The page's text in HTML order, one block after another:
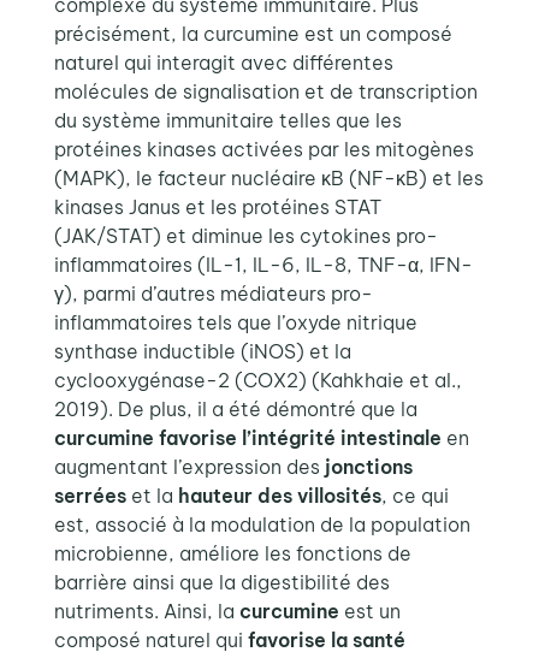
précisément, la curcumine est un composé
naturel qui interagit avec différentes
molécules de signalisation et de transcription
du système immunitaire telles que les
protéines kinases activées par les mitogènes
(MAPK), le facteur nucléaire ᴋB (NF-ᴋB) et les
kinases Janus et les protéines STAT
(JAK/STAT) et diminue les cytokines pro-
inflammatoires (IL-1, IL-6, IL-8, TNF-α, IFN-
γ), parmi d’autres médiateurs pro-
inflammatoires tels que l’oxyde nitrique
synthase inductible (iNOS) et la
cyclooxygénase-2 (COX2) (Kahkhaie et al.,
2019). De plus, il a été démontré que la
curcumine favorise l’intégrité intestinale en
augmentant l’expression des jonctions
serrées et la hauteur des villosités, ce qui
est, associé à la modulation de la population
microbienne, améliore les fonctions de
barrière ainsi que la digestibilité des
nutriments. Ainsi, la curcumine est un
composé naturel qui favorise la santé